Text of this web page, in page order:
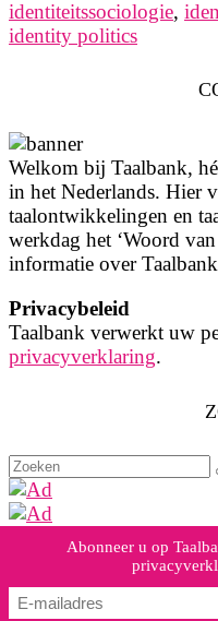
identiteitssociologie,
identity politics
Welkom bij Taalbank,
in het Nederlands. Hier
taalontwikkelingen en
werkdag het ‘Woord
informatie over
Privacybeleid
Taalbank verwerkt uw
privacyverklaring.
Zoeken
naar:
Abonneer u op